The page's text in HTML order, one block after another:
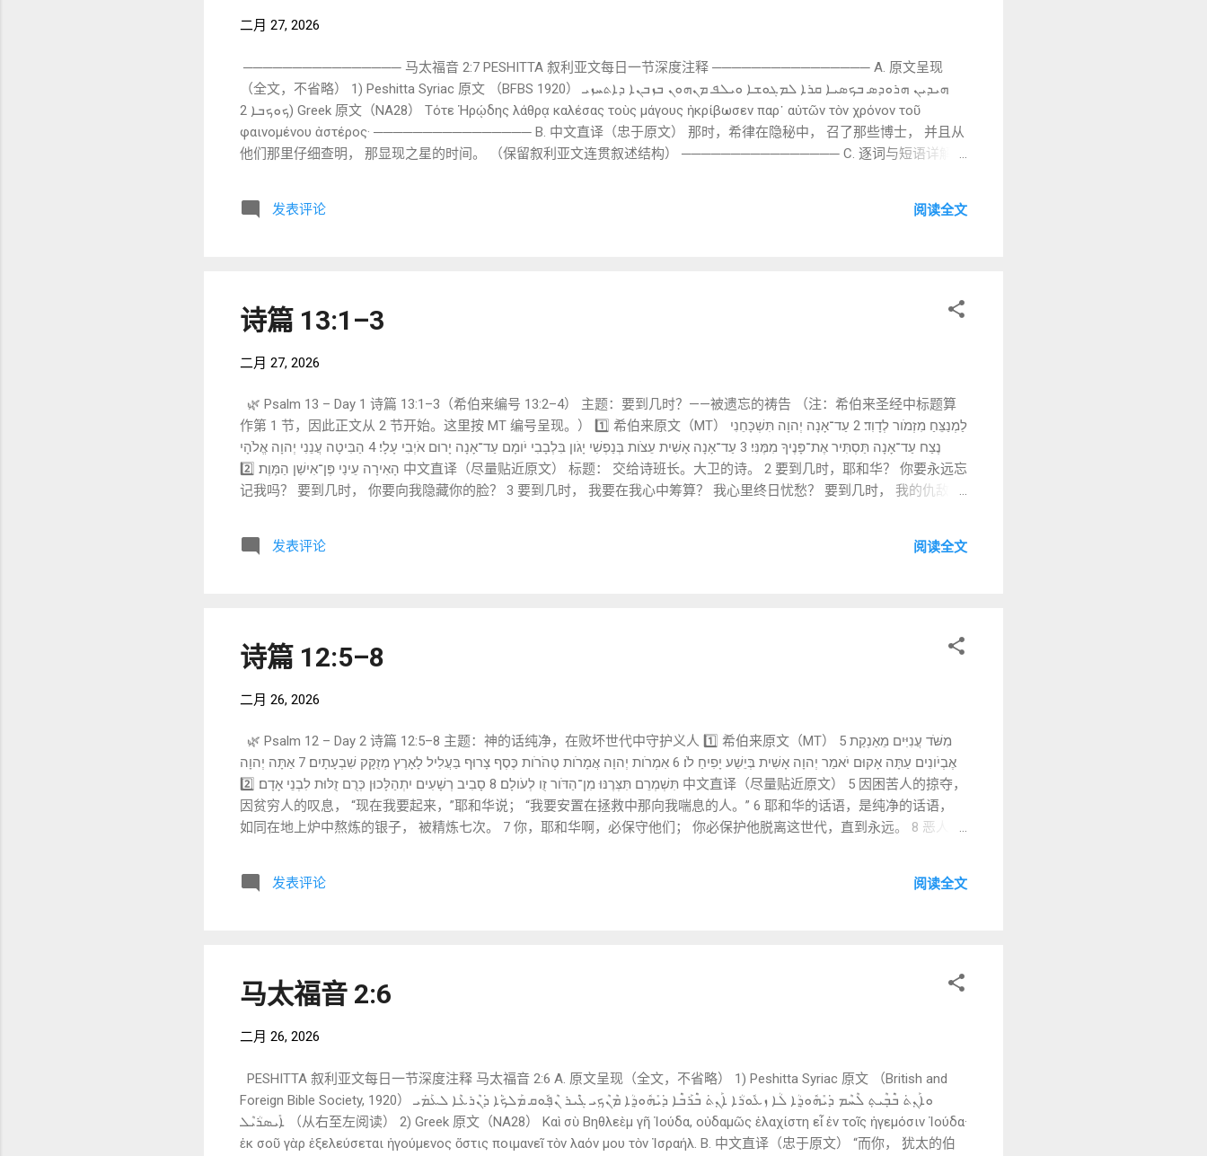
二月 27, 2026
──────────────── 马太福音 2:7 PESHITTA 叙利亚文每日一节深度注释 ──────────────── A. 原文呈现
（全文，不省略） 1) Peshitta Syriac 原文 （BFBS 1920） ܗܝܕܝܢ ܗܪܘܕܣ ܒܟܣܝܐ ܩܪܐ ܠܡܓܘܫܐ ܘܝܠܦ ܡܢܗܘܢ ܒܙܒܢܐ ܕܐܬܚܙܝ
ܟܘܟܒܐ 2) Greek 原文（NA28） Τότε Ἡρῴδης λάθρᾳ καλέσας τοὺς μάγους ἠκρίβωσεν παρ᾽ αὐτῶν τὸν χρόνον τοῦ
φαινομένου ἀστέρος· ──────────────── B. 中文直译（忠于原文） 那时，希律在隐秘中， 召了那些博士， 并且从
他们那里仔细查明， 那显现之星的时间。 （保留叙利亚文连贯叙述结构） ──────────────── C. 逐词与短语详解
型的“闪语叙事推进词”。 功能类似希伯来文 אָז 或 וַיְהִי 的时间推进效果。 马太福音中多次使用，保持叙事节奏的“历史推进
感”。 Peshitta 直译 Greek Τότε，没有解释性扩展。 2. ܗܪܘܕܣ — Herodes 音译外来名词。 叙利亚文通常对罗马/希腊人名
叫、召唤 对应 Greek：καλέσας（分词） 差异： Greek 用分词结构（“召了以后”）。 Syriac 用简单动词串联。 叙利亚文叙
发表评论 阅读全文
诗篇 13:1–3
二月 27, 2026
🌿 Psalm 13 – Day 1 诗篇 13:1–3（希伯来编号 13:2–4） 主题：要到几时？——被遗忘的祷告 （注：希伯来圣经中标题算
作第 1 节，因此正文从 2 节开始。这里按 MT 编号呈现。） 1️⃣ 希伯来原文（MT） לַמְנַצֵּחַ מִזְמֹור לְדָוִד׃ 2 עַד־אָנָה יְהוָה תִּשְׁכָּחֵנִי
נֶצַח עַד־אָנָה תַּסְתִּיר אֶת־פָּנֶיךָ מִמֶּנִּי׃ 3 עַד־אָנָה אָשִׁית עֵצֹות בְּנַפְשִׁי יָגֹון בִּלְבָבִי יֹומָם עַד־אָנָה יָרוּם אֹיְבִי עָלָי׃ 4 הַבִּיטָה עֲנֵנִי יְהוָה אֱלֹהָי
הָאִירָה עֵינַי פֶּן־אִישַׁן הַמָּוֶת׃ 2️⃣ 中文直译（尽量贴近原文） 标题： 交给诗班长。大卫的诗。 2 要到几时，耶和华？ 你要永远忘
记我吗？ 要到几时， 你要向我隐藏你的脸？ 3 要到几时， 我要在我心中筹算？ 我心里终日忧愁？ 要到几时， 我的仇敌高
Study） 🔎 ① עַד־אָנָה (‘ad-anah) —— “要到几时？” 在短短两节中出现 四次 。 语气： 不是抱怨神不存在 而是痛苦地等待神
行动 LXX：ἕως πότε → 新约中同样用语（启示录 6:10） 📌 这是盟约内部的哀诉。 只有仍然信神的人，才会问“要到几
发表评论 阅读全文
诗篇 12:5–8
二月 26, 2026
🌿 Psalm 12 – Day 2 诗篇 12:5–8 主题：神的话纯净，在败坏世代中守护义人 1️⃣ 希伯来原文（MT） 5 מִשֹּׁד עֲנִיִּים מֵאַנְקַת
אֶבְיֹונִים עַתָּה אָקוּם יֹאמַר יְהוָה אָשִׁית בְּיֵשַׁע יָפִיחַ לֹו׃ 6 אִמְרֹות יְהוָה אֲמָרֹות טְהֹרֹות כֶּסֶף צָרוּף בַּעֲלִיל לָאָרֶץ מְזֻקָּק שִׁבְעָתָיִם׃ 7 אַתָּה יְהוָה
תִּשְׁמְרֵם תִּצְּרֶנּוּ מִן־הַדֹּור זֻו לְעֹולָם׃ 8 סָבִיב רְשָׁעִים יִתְהַלָּכוּן כְּרֻם זֻלּוּת לִבְנֵי אָדָם׃ 2️⃣ 中文直译（尽量贴近原文） 5 因困苦人的掠夺，
因贫穷人的叹息， “现在我要起来，”耶和华说； “我要安置在拯救中那向我喘息的人。” 6 耶和华的话语，是纯净的话语，
如同在地上炉中熬炼的银子， 被精炼七次。 7 你，耶和华啊，必保守他们； 你必保护他脱离这世代，直到永远。 8 恶人在
这是神的宣告。 “起来”在圣经中常用于： 神介入历史（赛 33:10） 神从沉默进入行动 LXX：νῦν ἀναστήσομαι → 强烈的行
动语气 📌 当世界充满虚假言语时， 神不是沉默的旁观者。 🔎 ② אִמְרֹות יְהוָה (’imrot YHWH) —— “耶和华的话语” 注意与前
发表评论 阅读全文
马太福音 2:6
二月 26, 2026
PESHITTA 叙利亚文每日一节深度注释 马太福音 2:6 A. 原文呈现（全文，不省略） 1) Peshitta Syriac 原文 （British and
Foreign Bible Society, 1920） ܘܐܰܢ݂ܬ݁ ܒ݁ܶܒ݂ܶܝܬ݂ ܠܶܚܶܡ ܕ݁ܝܺܗܽܘܕ݂ܳܐ ܠܳܐ ܙܥܽܘܪܳܐ ܐܰܢ݂ܬ݁ ܒ݁ܶܪܰܒ݁ܶܐ ܕ݁ܝܺܗܽܘܕ݂ܳܐ ܡܶܢܶܟ݂ܝ ܓ݁ܶܝܪ ܢܶܦ݂ܽܘܩ ܡܰܠܟ݁ܳܐ ܕ݁ܢܶܪܥܶܐ ܠܥܰܡ݁ܝ
ܐܺܝܣܪܳܝܶܠ （从右至左阅读） 2) Greek 原文（NA28） Καὶ σὺ Βηθλεὲμ γῆ Ἰούδα, οὐδαμῶς ἐλαχίστη εἶ ἐν τοῖς ἡγεμόσιν Ἰούδα·
ἐκ σοῦ γὰρ ἐξελεύσεται ἡγούμενος ὅστις ποιμανεῖ τὸν λαόν μου τὸν Ἰσραήλ. B. 中文直译（忠于原文） “而你， 犹太的伯